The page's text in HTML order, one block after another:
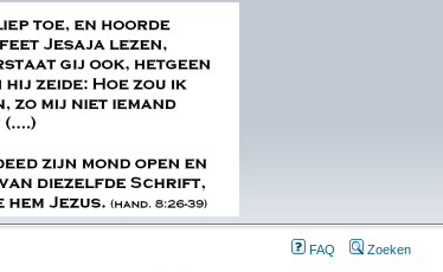
FAQ Zoeken